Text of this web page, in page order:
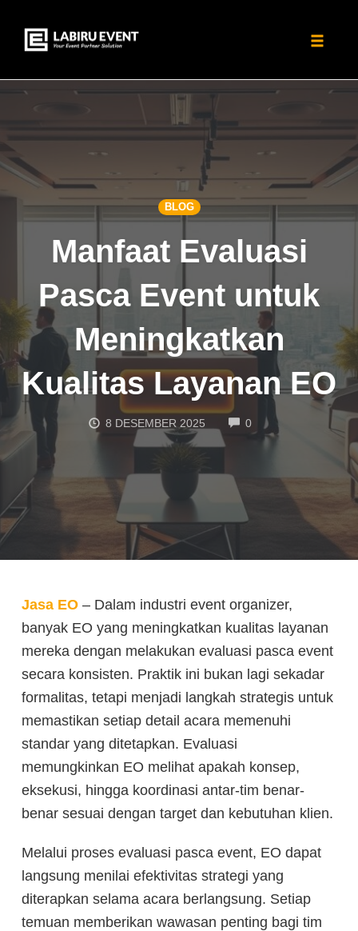
Skip
BLOG
Manfaat Evaluasi
Pasca Event untuk
Meningkatkan
Kualitas Layanan EO
8 DESEMBER 2025 0COMMENTS
Jasa EO – Dalam industri event organizer,
banyak EO yang meningkatkan kualitas layanan
mereka dengan melakukan evaluasi pasca event
secara konsisten. Praktik ini bukan lagi sekadar
formalitas, tetapi menjadi langkah strategis untuk
memastikan setiap detail acara memenuhi
standar yang ditetapkan. Evaluasi
memungkinkan EO melihat apakah konsep,
eksekusi, hingga koordinasi antar-tim benar-
benar sesuai dengan target dan kebutuhan klien.
Melalui proses evaluasi pasca event, EO dapat
langsung menilai efektivitas strategi yang
diterapkan selama acara berlangsung. Setiap
temuan memberikan wawasan penting bagi tim